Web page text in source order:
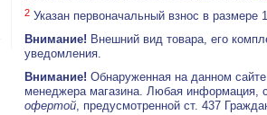
2 Указан первоначальный взнос в
Внимание! Внешний вид товара, его
уведомления.
Внимание! Обнаруженная на данном
менеджера магазина. Любая информация,
офертой, предусмотренной ст. 437